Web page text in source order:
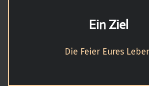
Ein Ziel
Die Feier Eures